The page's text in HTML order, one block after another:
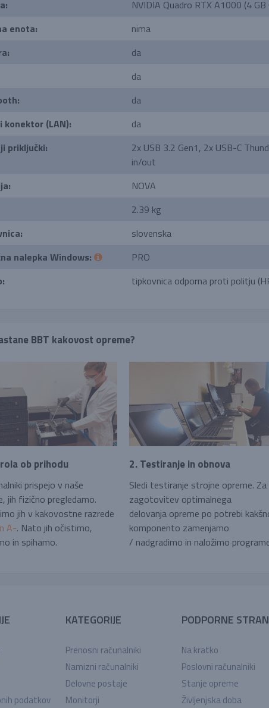
NVIDIA Quadro RTX A1000 (4 GB
enota:
nima
da
da
da
konektor (LAN):
da
priključki:
2x USB 3.2 Gen1, 2x USB-C
in/out
NOVA
2.39 kg
slovenska
nalepka Windows:
PRO
tipkovnica odporna proti politju
BBT kakovost opreme?
ob prihodu
prispejo v naše
jih fizično pregledamo.
jih v kakovostne razrede
A-. Nato jih očistimo,
in spihamo.
2. Testiranje in obnova
Sledi testiranje strojne opreme. Za
zagotovitev optimalnega
delovanja opreme po potrebi
komponento zamenjamo
/ nadgradimo in naložimo
podatkov
KATEGORIJE
Prenosni računalniki
Namizni računalniki
Delovne postaje
Monitorji
PODPORNE
Na kratko
Poslovni računalniki
Stanje opreme
Življenjska doba